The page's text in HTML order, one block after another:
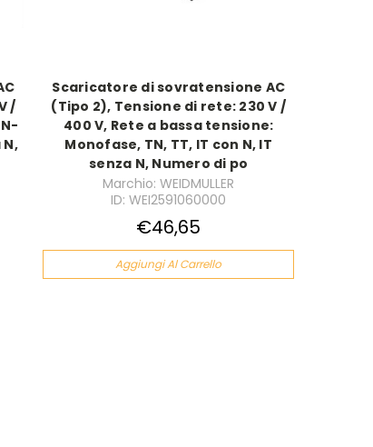
/
N,
Scaricatore di sovratensione AC
(Tipo 2), Tensione di rete: 230 V /
400 V, Rete a bassa tensione:
Monofase, TN, TT, IT con N, IT
senza N, Numero di po
Marchio: WEIDMULLER
ID: WEI2591060000
€46,65
Aggiungi Al Carrello